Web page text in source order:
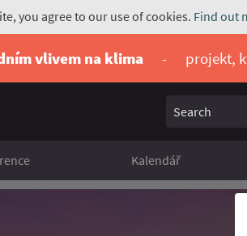
you agree to our use of cookies. Find out
vlivem na klima - projekt,
Search
Kalendář